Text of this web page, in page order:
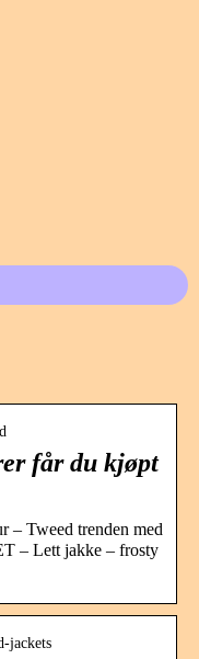
får du kjøpt
– Tweed trenden med
– Lett jakke – frosty
jackets